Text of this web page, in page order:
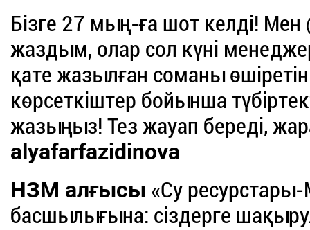
Бізге 27 мың-ға шот келді!
жаздым, олар сол күні
қате жазылған соманы
көрсеткіштер бойынша
жазыңыз! Тез жауап береді,
alyafarfazidinova
НЗМ алғысы «Су
басшылығына: сіздерге